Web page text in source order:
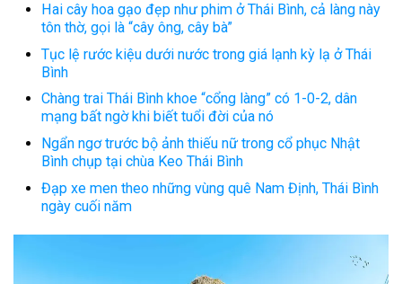
Hai cây hoa gạo đẹp như phim ở Thái Bình, cả làng này
tôn thờ, gọi là “cây ông, cây bà”
Tục lệ rước kiệu dưới nước trong giá lạnh kỳ lạ ở Thái
Bình
Chàng trai Thái Bình khoe “cổng làng” có 1-0-2, dân
mạng bất ngờ khi biết tuổi đời của nó
Ngẩn ngơ trước bộ ảnh thiếu nữ trong cổ phục Nhật
Bình chụp tại chùa Keo Thái Bình
Đạp xe men theo những vùng quê Nam Định, Thái Bình
ngày cuối năm